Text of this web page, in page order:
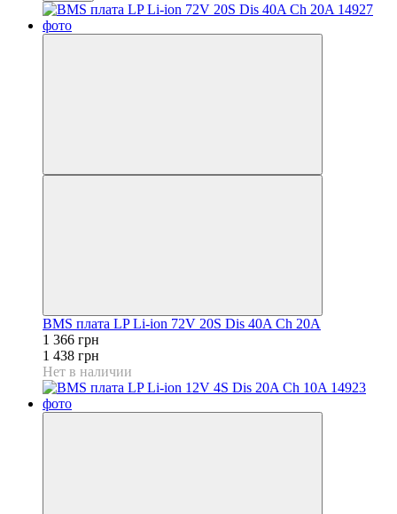
BMS плата LP Li-ion 72V 20S Dis 40A Ch 20A
1 366 грн
1 438 грн
Нет в наличии